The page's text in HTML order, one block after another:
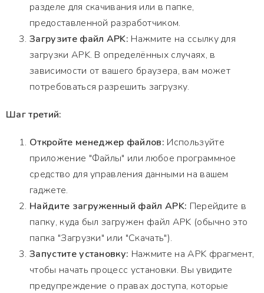
разделе для скачивания или в папке,
предоставленной разработчиком.
Загрузите файл APK: Нажмите на ссылку для
загрузки APK. В определённых случаях, в
зависимости от вашего браузера, вам может
потребоваться разрешить загрузку.
Шаг третий:
Откройте менеджер файлов: Используйте
приложение "Файлы" или любое программное
средство для управления данными на вашем
гаджете.
Найдите загруженный файл APK: Перейдите в
папку, куда был загружен файл APK (обычно это
папка "Загрузки" или "Скачать").
Запустите установку: Нажмите на APK фрагмент,
чтобы начать процесс установки. Вы увидите
предупреждение о правах доступа, которые